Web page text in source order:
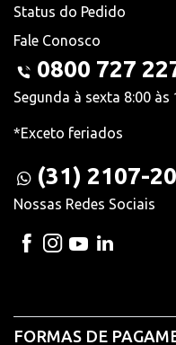
Status do Pedido
Fale Conosco
0800 727
Segunda à sexta 8:00 às
*Exceto feriados
(31) 2107-
Nossas Redes Sociais
FORMAS DE